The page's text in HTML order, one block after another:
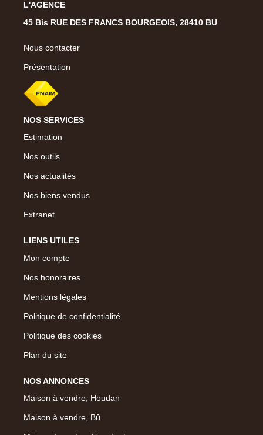
L'AGENCE
45 Bis RUE DES FRANCS BOURGEOIS, 28410 BU
Nous contacter
Présentation
NOS SERVICES
Estimation
Nos outils
Nos actualités
Nos biens vendus
Extranet
LIENS UTILES
Mon compte
Nos honoraires
Mentions légales
Politique de confidentialité
Politique des cookies
Plan du site
NOS ANNONCES
Maison à vendre, Houdan
Maison à vendre, Bû